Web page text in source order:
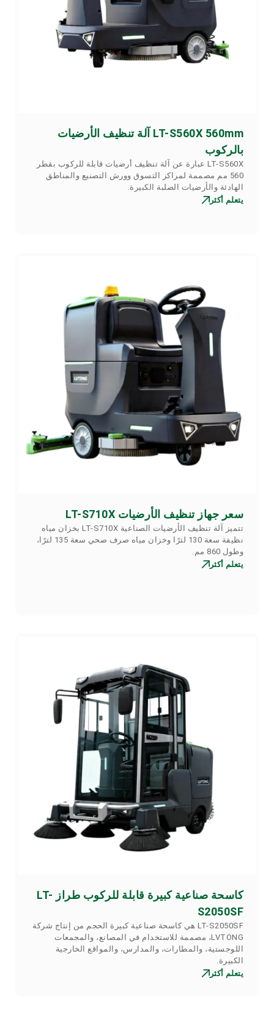
LT-S560X 560mm آلة تنظيف الأرضيات
بالركوب
LT-S560X عبارة عن آلة تنظيف أرضيات قابلة للركوب بقطر
560 مم مصممة لمراكز التسوق وورش التصنيع والمناطق
الهادئة والأرضيات الصلبة الكبيرة.
يتعلم أكثر
سعر جهاز تنظيف الأرضيات LT-S710X
تتميز آلة تنظيف الأرضيات الصناعية LT-S710X بخزان مياه
نظيفة سعة 130 لترًا وخزان مياه صرف صحي سعة 135 لترًا،
وطول 860 مم.
يتعلم أكثر
كاسحة صناعية كبيرة قابلة للركوب طراز LT-
S2050SF
LT-S2050SF هي كاسحة صناعية كبيرة الحجم من إنتاج شركة
LVTONG، مصممة للاستخدام في المصانع، والمجمعات
اللوجستية، والمطارات، والمدارس، والمواقع الخارجية
الكبيرة.
يتعلم أكثر